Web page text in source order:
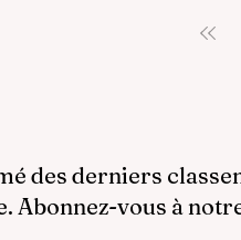
des derniers
Abonnez-vous à